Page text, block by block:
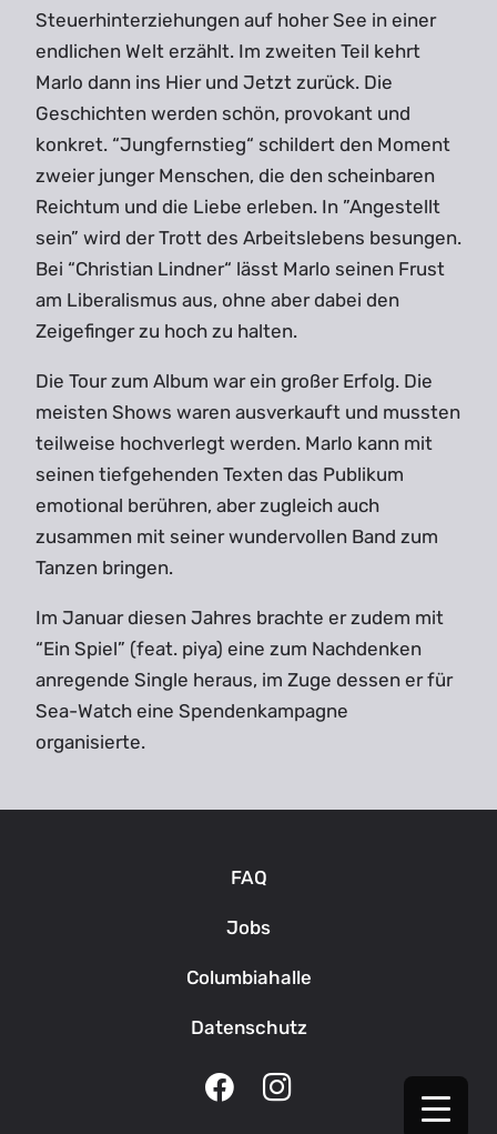
Steuerhinterziehungen auf hoher See in einer
endlichen Welt erzählt. Im zweiten Teil kehrt
Marlo dann ins Hier und Jetzt zurück. Die
Geschichten werden schön, provokant und
konkret. “Jungfernstieg“ schildert den Moment
zweier junger Menschen, die den scheinbaren
Reichtum und die Liebe erleben. In ”Angestellt
sein” wird der Trott des Arbeitslebens besungen.
Bei “Christian Lindner“ lässt Marlo seinen Frust
am Liberalismus aus, ohne aber dabei den
Zeigefinger zu hoch zu halten.
Die Tour zum Album war ein großer Erfolg. Die
meisten Shows waren ausverkauft und mussten
teilweise hochverlegt werden. Marlo kann mit
seinen tiefgehenden Texten das Publikum
emotional berühren, aber zugleich auch
zusammen mit seiner wundervollen Band zum
Tanzen bringen.
Im Januar diesen Jahres brachte er zudem mit
“Ein Spiel” (feat. piya) eine zum Nachdenken
anregende Single heraus, im Zuge dessen er für
Sea-Watch eine Spendenkampagne
organisierte.
FAQ
Jobs
Columbiahalle
Datenschutz